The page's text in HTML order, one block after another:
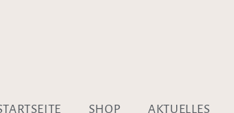
SHOP AKTUELLES